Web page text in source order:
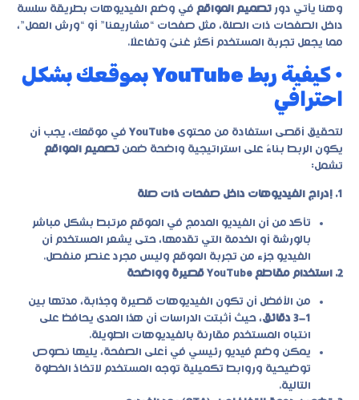
وهنا يأتي دور تصميم المواقع في وضع الفيديوهات بطريقة سلسة
داخل الصفحات ذات الصلة، مثل صفحات “مشاريعنا” أو “ورش العمل”،
مما يجعل تجربة المستخدم أكثر غنىً وتفاعلًا.
• كيفية ربط YouTube بموقعك بشكل
احترافي
لتحقيق أقصى استفادة من محتوى YouTube في موقعك، يجب أن
يكون الربط بناءً على استراتيجية واضحة ضمن تصميم المواقع
تشمل:
1. إدراج الفيديوهات داخل صفحات ذات صلة
تأكد من أن الفيديو المدمج في الموقع مرتبط بشكل مباشر
بالورشة أو الخدمة التي تقدمها، حتى يشعر المستخدم أن
الفيديو جزء من تجربة الموقع وليس مجرد عنصر منفصل.
2. استخدام مقاطع YouTube قصيرة وواضحة
من الأفضل أن تكون الفيديوهات قصيرة وجذابة، مدتها بين
1–3 دقائق
، حيث أثبتت الدراسات أن هذا المدى يحافظ على
انتباه المستخدم مقارنة بالفيديوهات الطويلة.
يمكن وضع فيديو رئيسي في أعلى الصفحة، يليها نصوص
توضيحية وروابط تكميلية توجه المستخدم لاتخاذ الخطوة
التالية.